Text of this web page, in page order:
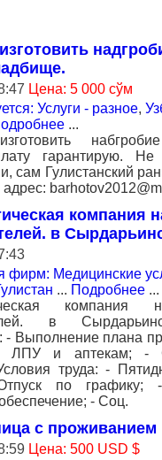
Цена: 5 000 сўм
Услуги - разное,
...
гарантирую. Не
сам Гулистанский
компания
в
фирм: Медицинские
... Подробнее ...
компания
в
- Выполнение плана
и аптекам; -
труда: -
по графику; -
- Соц.
с проживанием
Цена: 500 USD $